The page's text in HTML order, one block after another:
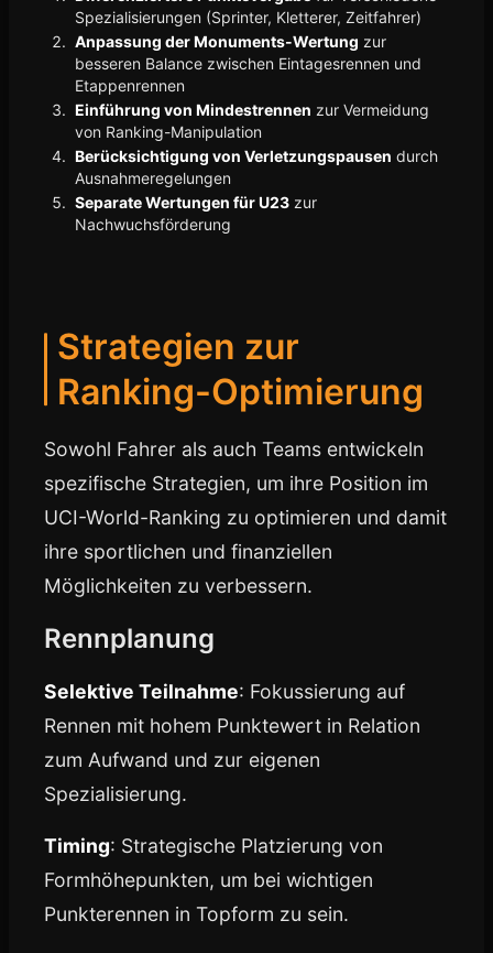
Spezialisierungen (Sprinter, Kletterer, Zeitfahrer)
Anpassung der Monuments-Wertung zur
besseren Balance zwischen Eintagesrennen und
Etappenrennen
Einführung von Mindestrennen zur Vermeidung
von Ranking-Manipulation
Berücksichtigung von Verletzungspausen durch
Ausnahmeregelungen
Separate Wertungen für U23 zur
Nachwuchsförderung
Strategien zur
Ranking-Optimierung
Sowohl Fahrer als auch Teams entwickeln
spezifische Strategien, um ihre Position im
UCI-World-Ranking zu optimieren und damit
ihre sportlichen und finanziellen
Möglichkeiten zu verbessern.
Rennplanung
Selektive Teilnahme: Fokussierung auf
Rennen mit hohem Punktewert in Relation
zum Aufwand und zur eigenen
Spezialisierung.
Timing: Strategische Platzierung von
Formhöhepunkten, um bei wichtigen
Punkterennen in Topform zu sein.